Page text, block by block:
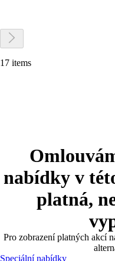
17 items
nabídky v
platná,
Pro zobrazení platných akcí
Speciální nabídky